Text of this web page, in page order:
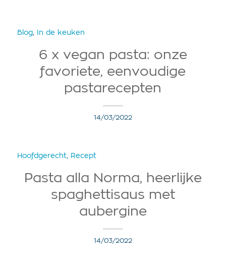
Blog, In de keuken
6 x vegan pasta: onze
favoriete, eenvoudige
pastarecepten
14/03/2022
Hoofdgerecht, Recept
Pasta alla Norma, heerlijke
spaghettisaus met
aubergine
14/03/2022